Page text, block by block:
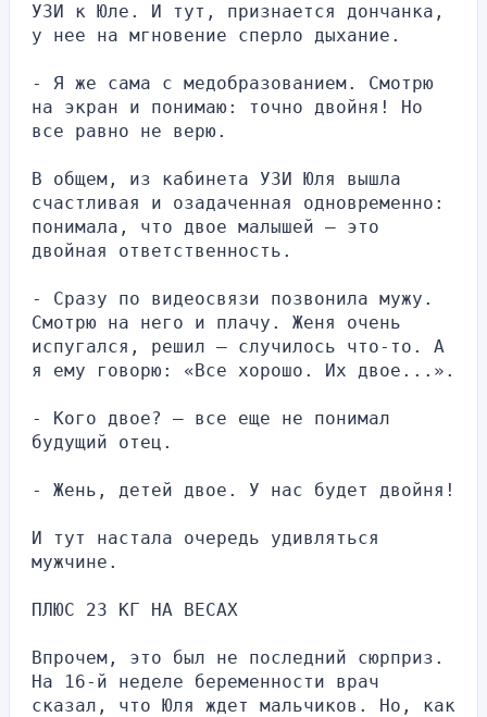
УЗИ к Юле. И тут, признается дончанка,
у нее на мгновение сперло дыхание.
- Я же сама с медобразованием. Смотрю
на экран и понимаю: точно двойня! Но
все равно не верю.
В общем, из кабинета УЗИ Юля вышла
счастливая и озадаченная одновременно:
понимала, что двое малышей – это
двойная ответственность.
- Сразу по видеосвязи позвонила мужу.
Смотрю на него и плачу. Женя очень
испугался, решил – случилось что-то. А
я ему говорю: «Все хорошо. Их двое...».
- Кого двое? — все еще не понимал
будущий отец.
- Жень, детей двое. У нас будет двойня!
И тут настала очередь удивляться
мужчине.
ПЛЮС 23 КГ НА ВЕСАХ
Впрочем, это был не последний сюрприз.
На 16-й неделе беременности врач
сказал, что Юля ждет мальчиков. Но, как